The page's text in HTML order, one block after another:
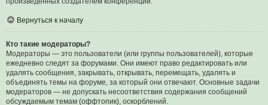
Вернуться к началу
Кто такие модераторы?
Модераторы — это пользователи (или группы пользователей), которые
ежедневно следят за форумами. Они имеют право редактировать или
удалять сообщения, закрывать, открывать, перемещать, удалять и
объединять темы на форуме, за который они отвечают. Основные задачи
модераторов — не допускать несоответствия содержания сообщений
обсуждаемым темам (оффтопик), оскорблений.